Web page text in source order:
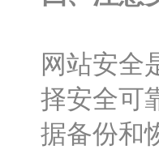
网站安全
择安全可
据备份和